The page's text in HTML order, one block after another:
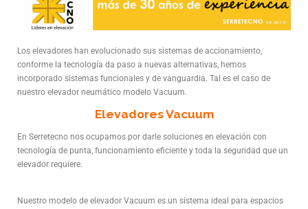
Los elevadores han evolucionado sus sistemas de accionamiento,
conforme la tecnología da paso a nuevas alternativas, hemos
incorporado sistemas funcionales y de vanguardia. Tal es el caso de
nuestro elevador neumático modelo Vacuum.
Elevadores Vacuum
En Serretecno nos ocupamos por darle soluciones en elevación con
tecnología de punta, funcionamiento eficiente y toda la seguridad que un
elevador requiere.
Nuestro modelo de elevador Vacuum es un sistema ideal para espacios